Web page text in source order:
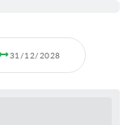
31/12/2028